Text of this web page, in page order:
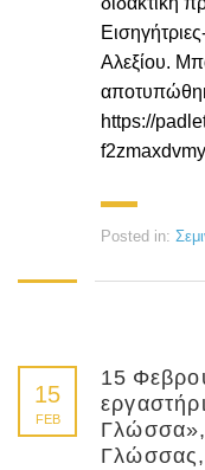
Αλεξίου.
https://
Posted in:
15
FEB
15
Γλώσσα»,
Γλώσσας,